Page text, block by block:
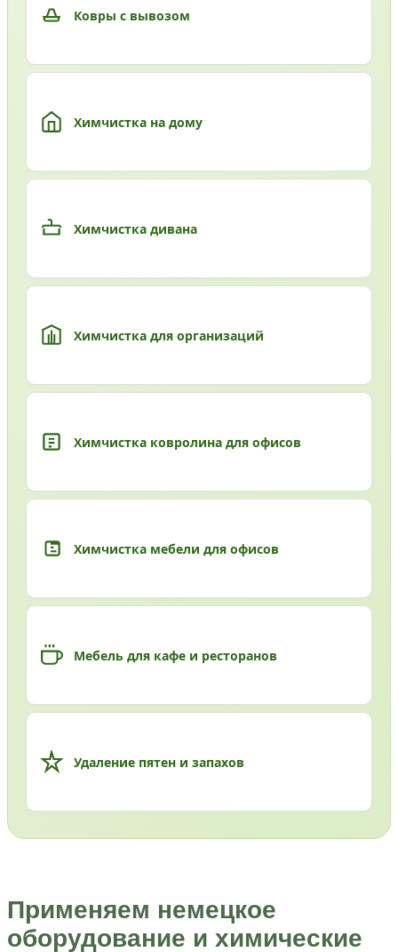
Ковры с вывозом
Химчистка на дому
Химчистка дивана
Химчистка для организаций
Химчистка ковролина для офисов
Химчистка мебели для офисов
Мебель для кафе и ресторанов
Удаление пятен и запахов
Применяем немецкое
оборудование и химические